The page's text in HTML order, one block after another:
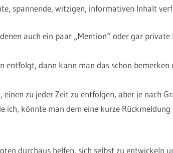
spannende, witzigen, informativen Inhalt
auch ein paar „Mention“ oder gar private
entfolgt, dann kann man das schon bemerken
zu jeder Zeit zu entfolgen, aber je nach
ich, könnte man dem eine kurze
durchaus helfen, sich selbst zu entwickeln